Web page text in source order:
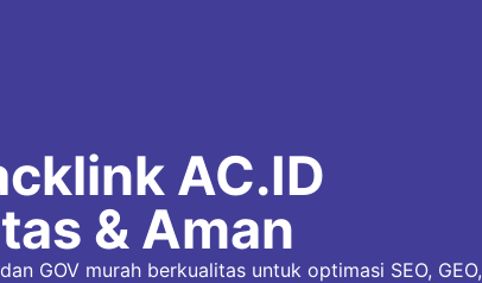
AC.ID
& Aman
GOV murah berkualitas untuk optimasi SEO, GEO,